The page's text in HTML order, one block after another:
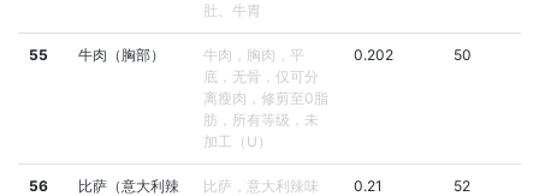
肚、牛胃
55 牛肉（胸部）
牛肉，胸肉，平
底，无骨，仅可分
离瘦肉，修剪至0脂
肪，所有等级，未
加工（U）
0.202 50
56
比萨（意大利辣
比萨，意大利辣味
0.21 52